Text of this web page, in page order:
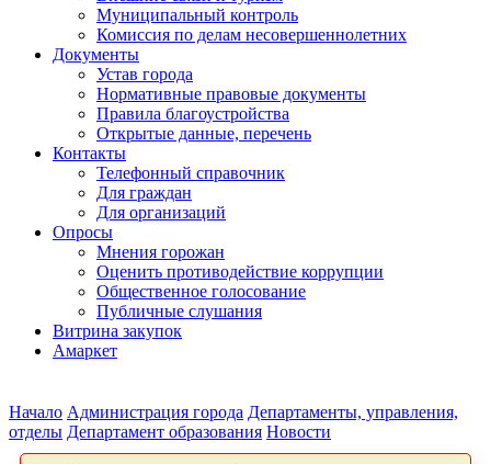
Муниципальный контроль
Комиссия по делам несовершеннолетних
Документы
Устав города
Нормативные правовые документы
Правила благоустройства
Открытые данные, перечень
Контакты
Телефонный справочник
Для граждан
Для организаций
Опросы
Мнения горожан
Оценить противодействие коррупции
Общественное голосование
Публичные слушания
Витрина закупок
Амаркет
Начало Администрация города Департаменты, управления,
отделы Департамент образования Новости